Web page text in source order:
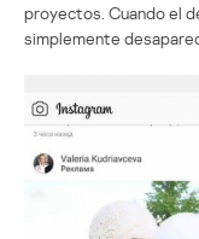
proyectos. Cuando el
simplemente